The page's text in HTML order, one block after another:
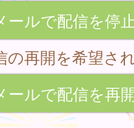
ールで配信を停
の再開を希望さ
ールで配信を再